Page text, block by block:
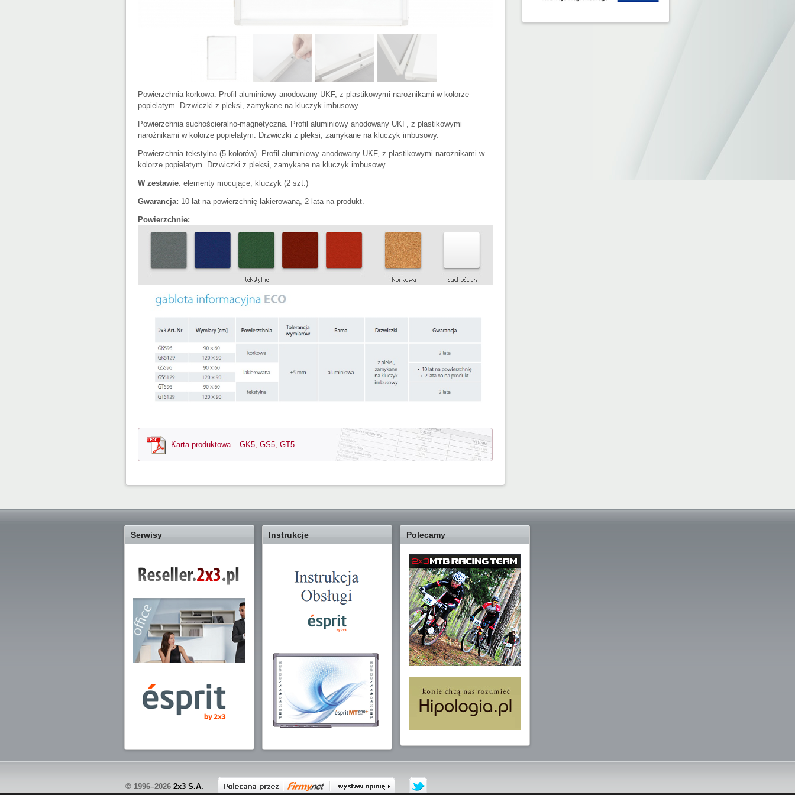
Powierzchnia korkowa. Profil aluminiowy anodowany UKF, z plastikowymi narożnikami w kolorze
popielatym. Drzwiczki z pleksi, zamykane na kluczyk imbusowy.
Powierzchnia suchościeralno-magnetyczna. Profil aluminiowy anodowany UKF, z plastikowymi
narożnikami w kolorze popielatym. Drzwiczki z pleksi, zamykane na kluczyk imbusowy.
Powierzchnia tekstylna (5 kolorów). Profil aluminiowy anodowany UKF, z plastikowymi narożnikami w
kolorze popielatym. Drzwiczki z pleksi, zamykane na kluczyk imbusowy.
W zestawie: elementy mocujące, kluczyk (2 szt.)
Gwarancja: 10 lat na powierzchnię lakierowaną, 2 lata na produkt.
Powierzchnie:
Karta produktowa – GK5, GS5, GT5
Serwisy Instrukcje Polecamy
© 1996–2026 2x3 S.A.